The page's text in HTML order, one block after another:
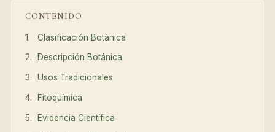
CONTENIDO
Clasificación Botánica
Descripción Botánica
Usos Tradicionales
Fitoquímica
Evidencia Científica